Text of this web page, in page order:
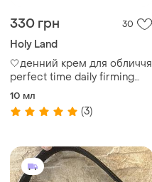
330 грн 30
Holy Land
🤍денний крем для обличчя
perfect time daily firming
cream, holy land
10 мл
(3)